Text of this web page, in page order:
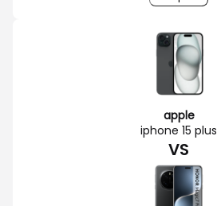
apple
iphone 15 plus
VS